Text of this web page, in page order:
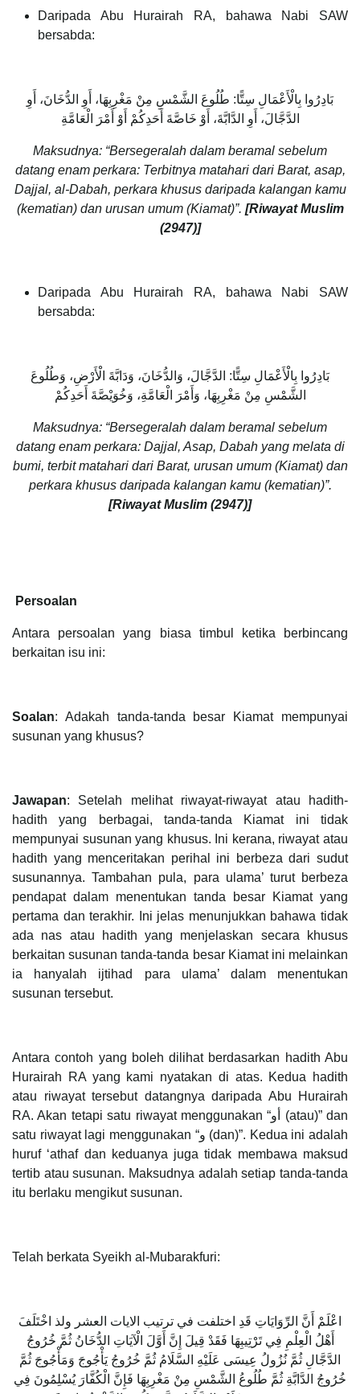
Daripada Abu Hurairah RA, bahawa Nabi SAW
bersabda:
بَادِرُوا بِالْأَعْمَالِ سِتًّا: طُلُوعَ الشَّمْسِ مِنْ مَغْرِبِهَا، أَوِ الدُّخَانَ، أَوِ
الدَّجَّالَ، أَوِ الدَّابَّةَ، أَوْ خَاصَّةَ أَحَدِكُمْ أَوْ أَمْرَ الْعَامَّةِ
Maksudnya: “Bersegeralah dalam beramal sebelum
datang enam perkara: Terbitnya matahari dari Barat, asap,
Dajjal, al-Dabah, perkara khusus daripada kalangan kamu
(kematian) dan urusan umum (Kiamat)”. [Riwayat Muslim
(2947)]
Daripada Abu Hurairah RA, bahawa Nabi SAW
bersabda:
بَادِرُوا بِالْأَعْمَالِ سِتًّا: الدَّجَّالَ، وَالدُّخَانَ، وَدَابَّةَ الْأَرْضِ، وَطُلُوعَ
الشَّمْسِ مِنْ مَغْرِبِهَا، وَأَمْرَ الْعَامَّةِ، وَخُوَيْصَّةَ أَحَدِكُمْ
Maksudnya: “Bersegeralah dalam beramal sebelum
datang enam perkara: Dajjal, Asap, Dabah yang melata di
bumi, terbit matahari dari Barat, urusan umum (Kiamat) dan
perkara khusus daripada kalangan kamu (kematian)”.
[Riwayat Muslim (2947)]
Persoalan
Antara persoalan yang biasa timbul ketika berbincang
berkaitan isu ini:
Soalan: Adakah tanda-tanda besar Kiamat mempunyai
susunan yang khusus?
Jawapan: Setelah melihat riwayat-riwayat atau hadith-
hadith yang berbagai, tanda-tanda Kiamat ini tidak
mempunyai susunan yang khusus. Ini kerana, riwayat atau
hadith yang menceritakan perihal ini berbeza dari sudut
susunannya. Tambahan pula, para ulama’ turut berbeza
pendapat dalam menentukan tanda besar Kiamat yang
pertama dan terakhir. Ini jelas menunjukkan bahawa tidak
ada nas atau hadith yang menjelaskan secara khusus
berkaitan susunan tanda-tanda besar Kiamat ini melainkan
ia hanyalah ijtihad para ulama’ dalam menentukan
susunan tersebut.
Antara contoh yang boleh dilihat berdasarkan hadith Abu
Hurairah RA yang kami nyatakan di atas. Kedua hadith
atau riwayat tersebut datangnya daripada Abu Hurairah
RA. Akan tetapi satu riwayat menggunakan “أو (atau)” dan
satu riwayat lagi menggunakan “و (dan)”. Kedua ini adalah
huruf ‘athaf dan keduanya juga tidak membawa maksud
tertib atau susunan. Maksudnya adalah setiap tanda-tanda
itu berlaku mengikut susunan.
Telah berkata Syeikh al-Mubarakfuri:
اعْلَمْ أَنَّ الرِّوَايَاتِ قَدِ اختلفت في ترتيب الايات العشر ولذ اخْتَلَفَ
أَهْلُ الْعِلْمِ فِي تَرْتِيبِهَا فَقَدْ قِيلَ إِنَّ أَوَّلَ الْآيَاتِ الدُّخَانُ ثُمَّ خُرُوجُ
الدَّجَّالِ ثُمَّ نُزُولُ عِيسَى عَلَيْهِ السَّلَامُ ثُمَّ خُرُوجُ يَأْجُوجَ وَمَأْجُوجَ ثُمَّ
خُرُوجُ الدَّابَّةِ ثُمَّ طُلُوعُ الشَّمْسِ مِنْ مَغْرِبِهَا فَإِنَّ الْكُفَّارَ يُسْلِمُونَ فِي